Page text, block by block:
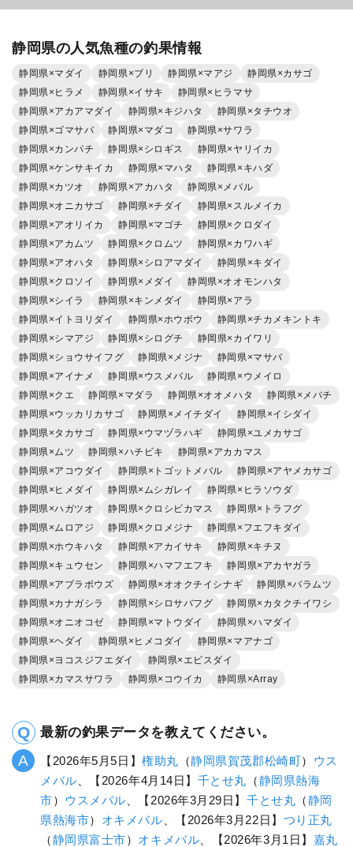
静岡県の人気魚種の釣果情報
静岡県×マダイ 静岡県×ブリ 静岡県×マアジ
静岡県×カサゴ
静岡県×ヒラメ
静岡県×イサキ
静岡県×ヒラマサ
静岡県×アカアマダイ
静岡県×キジハタ
静岡県×タチウオ
静岡県×ゴマサバ
静岡県×マダコ
静岡県×サワラ
静岡県×カンパチ
静岡県×シロギス
静岡県×ヤリイカ
静岡県×ケンサキイカ
静岡県×マハタ
静岡県×キハダ
静岡県×カツオ
静岡県×アカハタ
静岡県×メバル
静岡県×オニカサゴ
静岡県×チダイ
静岡県×スルメイカ
静岡県×アオリイカ
静岡県×マゴチ
静岡県×クロダイ
静岡県×アカムツ
静岡県×クロムツ
静岡県×カワハギ
静岡県×アオハタ
静岡県×シロアマダイ
静岡県×キダイ
静岡県×クロソイ
静岡県×メダイ
静岡県×オオモンハタ
静岡県×シイラ
静岡県×キンメダイ
静岡県×アラ
静岡県×イトヨリダイ
静岡県×ホウボウ
静岡県×チカメキントキ
静岡県×シマアジ
静岡県×シログチ
静岡県×カイワリ
静岡県×ショウサイフグ
静岡県×メジナ
静岡県×マサバ
静岡県×アイナメ
静岡県×ウスメバル
静岡県×ウメイロ
静岡県×クエ
静岡県×マダラ 静岡県×オオメハタ
静岡県×メバチ
静岡県×ウッカリカサゴ
静岡県×メイチダイ
静岡県×イシダイ
静岡県×タカサゴ
静岡県×ウマヅラハギ
静岡県×ユメカサゴ
静岡県×ムツ
静岡県×ハチビキ
静岡県×アカカマス
静岡県×アコウダイ
静岡県×トゴットメバル
静岡県×アヤメカサゴ
静岡県×ヒメダイ
静岡県×ムシガレイ
静岡県×ヒラソウダ
静岡県×ハガツオ
静岡県×クロシビカマス
静岡県×トラフグ
静岡県×ムロアジ
静岡県×クロメジナ
静岡県×フエフキダイ
静岡県×ホウキハタ
静岡県×アカイサキ
静岡県×キチヌ
静岡県×キュウセン
静岡県×ハマフエフキ
静岡県×アカヤガラ
静岡県×アブラボウズ
静岡県×オオクチイシナギ
静岡県×バラムツ
静岡県×カナガシラ
静岡県×シロサバフグ
静岡県×カタクチイワシ
静岡県×オニオコゼ
静岡県×マトウダイ
静岡県×ハマダイ
静岡県×ヘダイ
静岡県×ヒメコダイ
静岡県×マアナゴ
静岡県×ヨコスジフエダイ
静岡県×エビスダイ
静岡県×カマスサワラ
静岡県×コウイカ 静岡県×Array
最新の釣果データを教えてください。
【2026年5月5日】権助丸 （静岡県賀茂郡松崎町） ウス
メバル 、【2026年4月14日】 千とせ丸 （静岡県熱海
市） ウスメバル 、【2026年3月29日】千とせ丸 （静岡
県熱海市） オキメバル 、【2026年3月22日】 つり正丸
（静岡県富士市） オキメバル 、【2026年3月1日】 嘉丸